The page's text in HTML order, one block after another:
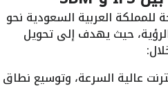
طموحة للمملكة العربية السعودية نحو
حيث يهدف إلى تحويل
عالية السرعة، وتوسيع نطاق